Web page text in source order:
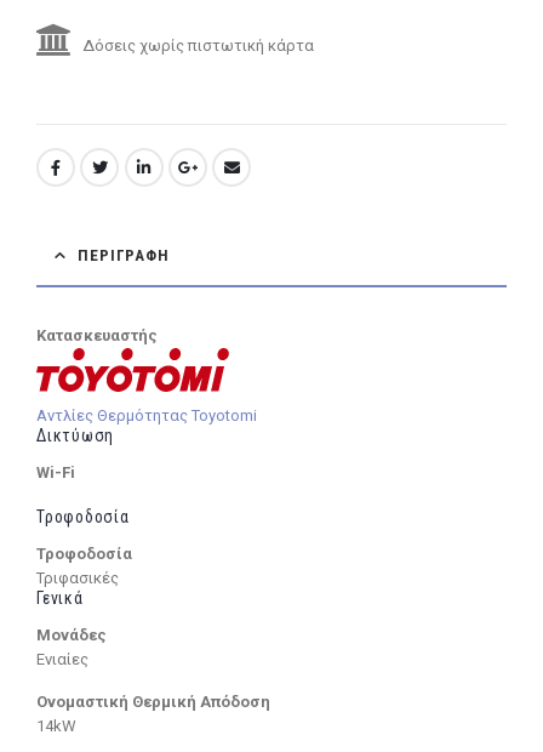
Δόσεις χωρίς πιστωτική κάρτα
ΠΕΡΙΓΡΑΦΉ
Κατασκευαστής
Αντλίες Θερμότητας Toyotomi
Δικτύωση
Wi-Fi
Τροφοδοσία
Τροφοδοσία
Τριφασικές
Γενικά
Μονάδες
Ενιαίες
Ονομαστική Θερμική Απόδοση
14kW